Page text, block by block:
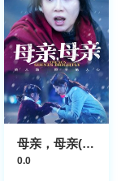
母亲，母亲(短剧版)
0.0